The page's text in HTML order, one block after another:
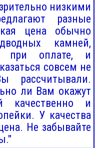
низкими
разные
цена обычно
камней,
при оплате, и
совсем не
ли Вам окажут
качественно и
У качества
Не забывайте